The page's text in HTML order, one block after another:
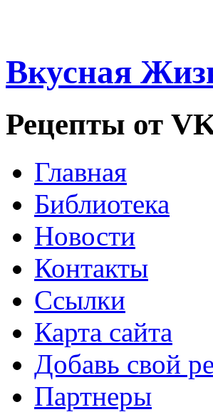
Вкусная
Рецепты от
Главная
Библиотека
Новости
Контакты
Ссылки
Карта сайта
Добавь свой
Партнеры